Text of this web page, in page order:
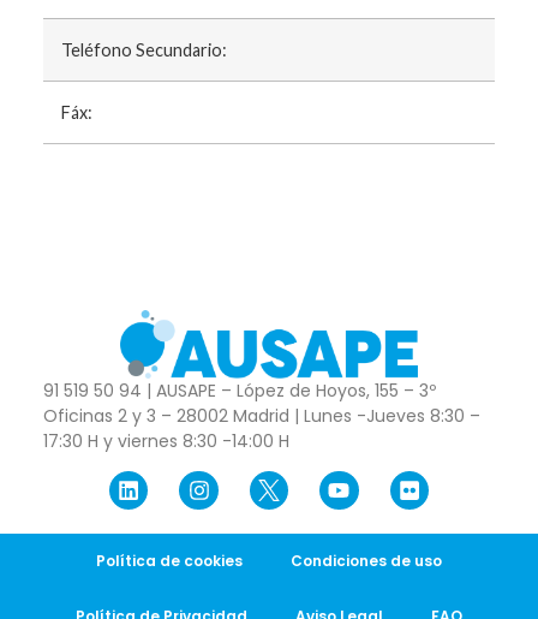
Teléfono Secundario:
Fáx:
91 519 50 94 | AUSAPE – López de Hoyos, 155 – 3º
Oficinas 2 y 3 – 28002 Madrid | Lunes -Jueves 8:30 –
17:30 H y viernes 8:30 -14:00 H
Política de cookies Condiciones de uso